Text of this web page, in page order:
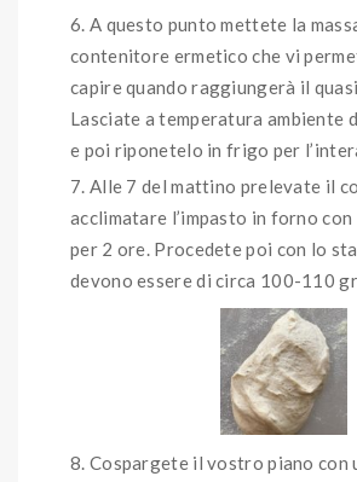
A questo punto mettete la
contenitore ermetico che vi
capire quando raggiungerà il
Lasciate a temperatura ambiente
e poi riponetelo in frigo per
Alle 7 del mattino prelevate il
acclimatare l’impasto in forno con
per 2 ore. Procedete poi con lo
devono essere di circa 100-110 gr
Cospargete il vostro piano con